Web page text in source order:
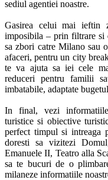
sediul agentiei noastre.
Gasirea celui mai ieftin
imposibila – prin filtrare si
sa zbori catre Milano sau
afaceri, pentru un city
te va ajuta sa iei cele
reduceri pentru familii
imbatabile, adaptate
In final, vezi
turistice si obiective
perfect timpul si intreaga
doresti sa vizitezi
Emanuele II, Teatro alla
sa te bucuri de o
milaneze informatiile